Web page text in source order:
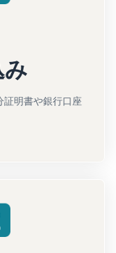
証明書や銀行口座